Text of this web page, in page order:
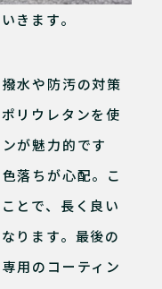
きます。
水や防汚の対策
リウレタンを使
が魅力的です
落ちが心配。こ
とで、長く良い
ります。最後の
用のコーティン